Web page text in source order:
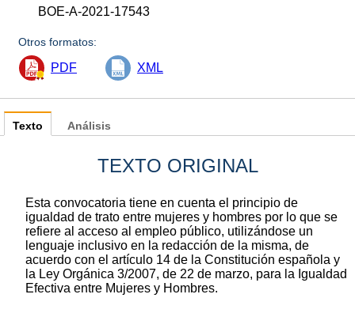
BOE-A-2021-17543
Otros formatos:
PDF XML
Texto
TEXTO ORIGINAL
Esta convocatoria tiene en cuenta el principio de
igualdad de trato entre mujeres y hombres por lo que se
refiere al acceso al empleo público, utilizándose un
lenguaje inclusivo en la redacción de la misma, de
acuerdo con el artículo 14 de la Constitución española y
la Ley Orgánica 3/2007, de 22 de marzo, para la Igualdad
Efectiva entre Mujeres y Hombres.
Análisis